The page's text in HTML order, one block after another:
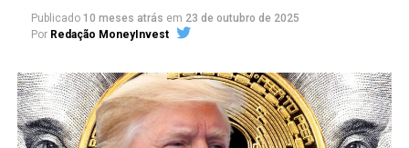
Publicado 10 meses atrás em 23 de outubro de 2025
Por Redação MoneyInvest